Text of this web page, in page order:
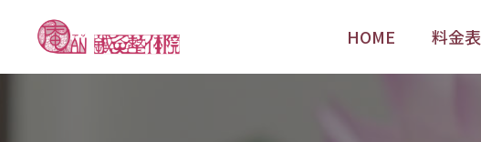
HOME 料金表
HOME 料金表